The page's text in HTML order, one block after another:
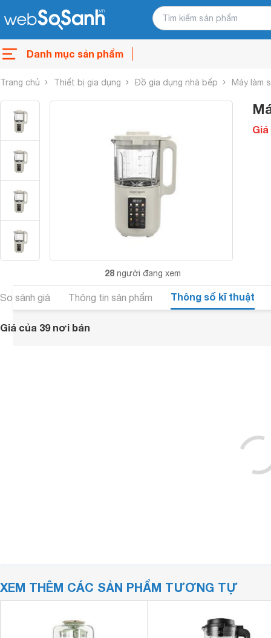
Danh mục sản phẩm
Trang chủ Thiết bị gia dụng Đồ gia dụng nhà bếp Máy làm
28 người đang xem
Giá
So sánh giá Thông tin sản phẩm Thông số kĩ thuật
Giá của 39 nơi bán
XEM THÊM CÁC SẢN PHẨM TƯƠNG TỰ